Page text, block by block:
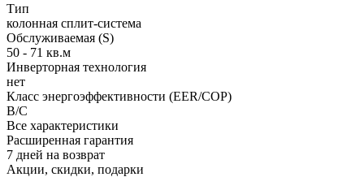
Тип
колонная сплит-система
Обслуживаемая (S)
50 - 71 кв.м
Инверторная технология
нет
Класс энергоэффективности (EER/COP)
B/C
Все характеристики
Расширенная гарантия
7 дней на возврат
Акции, скидки, подарки